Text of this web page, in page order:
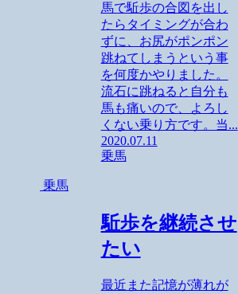
馬で駈歩の合図を出し
たらタイミングが合わ
ずに、お尻がポンポン
跳ねてしまうという事
を何度かやりました。
流石に跳ねると自分も
馬も痛いので、よろし
くない乗り方です。当...
2020.07.11
乗馬
乗馬
駈歩を継続させ
たい
最近また記憶が薄れが